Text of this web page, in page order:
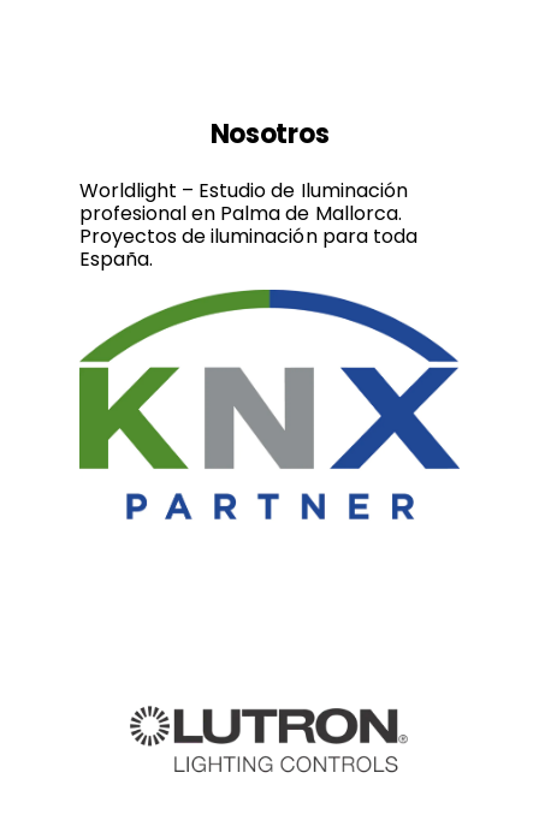
Nosotros
Worldlight – Estudio de Iluminación
profesional en Palma de Mallorca.
Proyectos de iluminación para toda
España.